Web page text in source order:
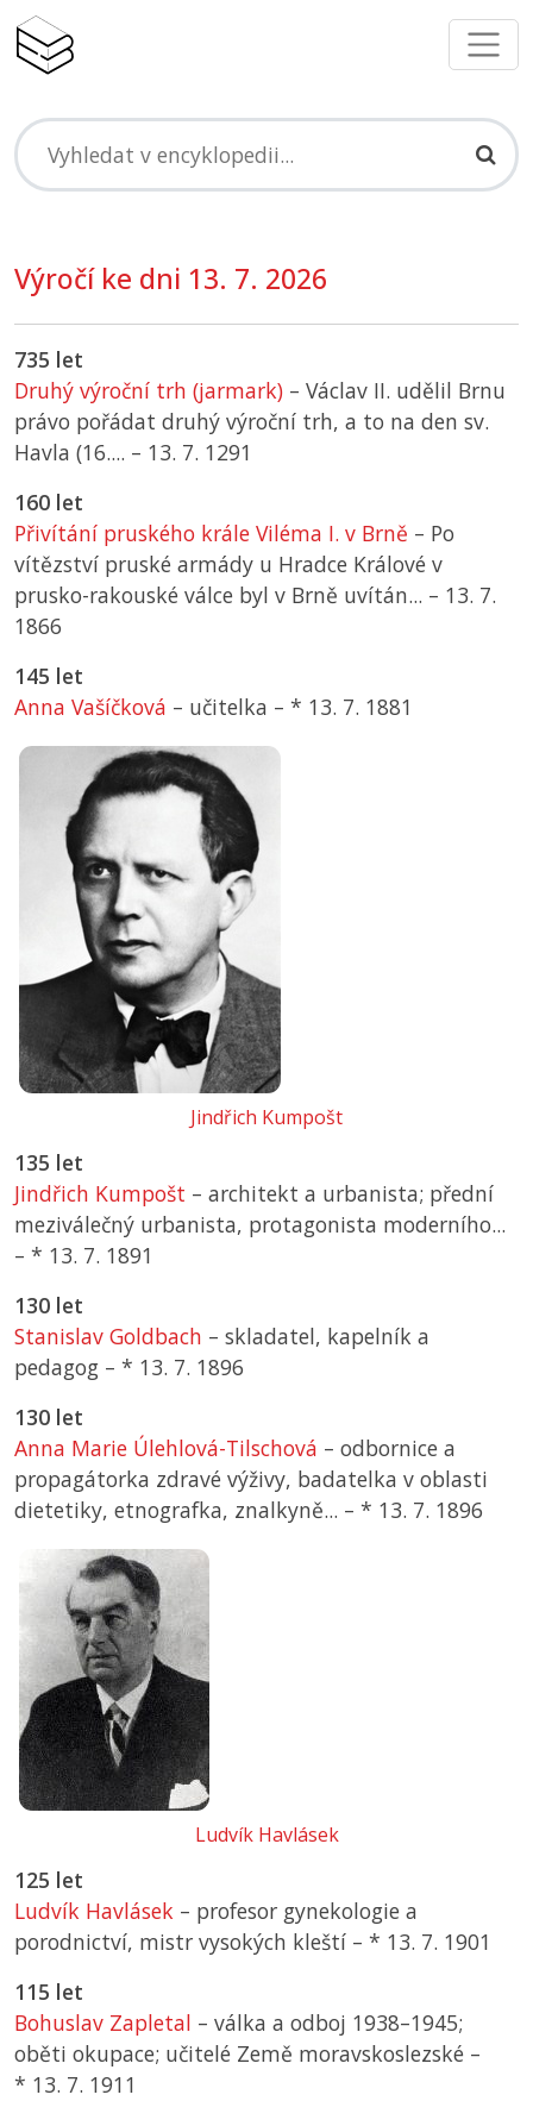
Výročí ke dni 13. 7. 2026
735 let
Druhý výroční trh (jarmark) – Václav II. udělil Brnu
právo pořádat druhý výroční trh, a to na den sv.
Havla (16.... – 13. 7. 1291
160 let
Přivítání pruského krále Viléma I. v Brně – Po
vítězství pruské armády u Hradce Králové v
prusko-rakouské válce byl v Brně uvítán... – 13. 7.
1866
145 let
Anna Vašíčková – učitelka – * 13. 7. 1881
Jindřich Kumpošt
135 let
Jindřich Kumpošt – architekt a urbanista; přední
meziválečný urbanista, protagonista moderního...
– * 13. 7. 1891
130 let
Stanislav Goldbach – skladatel, kapelník a
pedagog – * 13. 7. 1896
130 let
Anna Marie Úlehlová-Tilschová – odbornice a
propagátorka zdravé výživy, badatelka v oblasti
dietetiky, etnografka, znalkyně... – * 13. 7. 1896
Ludvík Havlásek
125 let
Ludvík Havlásek – profesor gynekologie a
porodnictví, mistr vysokých kleští – * 13. 7. 1901
115 let
Bohuslav Zapletal – válka a odboj 1938–1945;
oběti okupace; učitelé Země moravskoslezské –
* 13. 7. 1911